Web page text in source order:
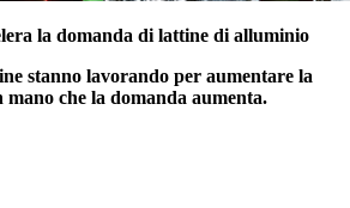
la domanda di lattine di alluminio
stanno lavorando per aumentare la
mano che la domanda aumenta.